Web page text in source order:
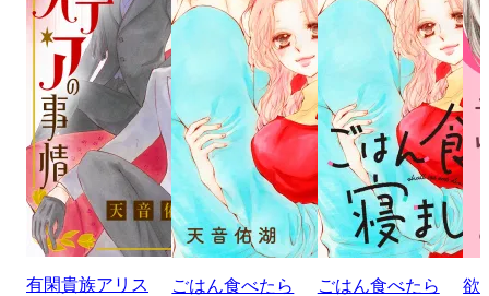
有閑貴族アリス
ごはん食べたら
ごはん食べたら
欲